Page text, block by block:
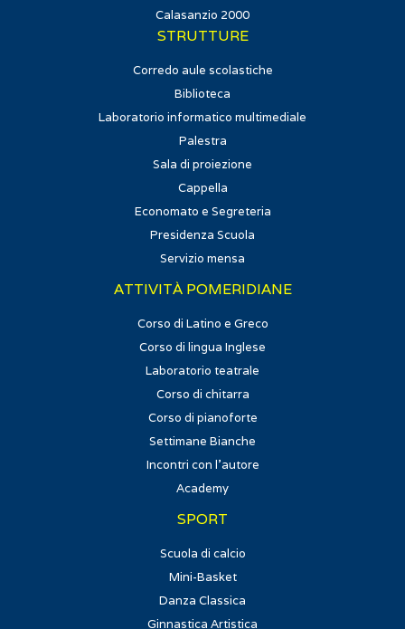
Calasanzio 2000
STRUTTURE
Corredo aule scolastiche
Biblioteca
Laboratorio informatico multimediale
Palestra
Sala di proiezione
Cappella
Economato e Segreteria
Presidenza Scuola
Servizio mensa
ATTIVITÀ POMERIDIANE
Corso di Latino e Greco
Corso di lingua Inglese
Laboratorio teatrale
Corso di chitarra
Corso di pianoforte
Settimane Bianche
Incontri con l'autore
Academy
SPORT
Scuola di calcio
Mini-Basket
Danza Classica
Ginnastica Artistica